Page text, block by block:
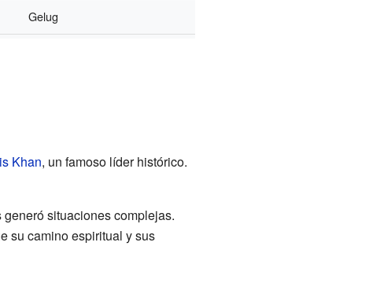
Gelug
Khan, un famoso líder histórico.
situaciones complejas.
su camino espiritual y sus